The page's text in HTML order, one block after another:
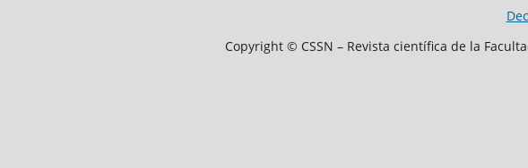
Copyright © CSSN – Revista científica de la